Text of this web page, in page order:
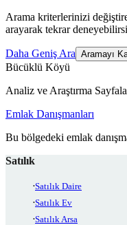
Arama kriterlerinizi
arayarak tekrar
Daha Geniş Ara Aramayı
Bücüklü Köyü
Analiz ve Araştırma
Emlak Danışmanları
Bu bölgedeki emlak
Satılık
Satılık Daire
Satılık Ev
Satılık Arsa